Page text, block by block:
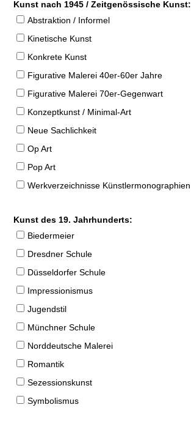
Kunst nach 1945 / Zeitgenössische Kunst:
Abstraktion / Informel
Kinetische Kunst
Konkrete Kunst
Figurative Malerei 40er-60er Jahre
Figurative Malerei 70er-Gegenwart
Konzeptkunst / Minimal-Art
Neue Sachlichkeit
Op Art
Pop Art
Werkverzeichnisse Künstlermonographien
Kunst des 19. Jahrhunderts:
Biedermeier
Dresdner Schule
Düsseldorfer Schule
Impressionismus
Jugendstil
Münchner Schule
Norddeutsche Malerei
Romantik
Sezessionskunst
Symbolismus